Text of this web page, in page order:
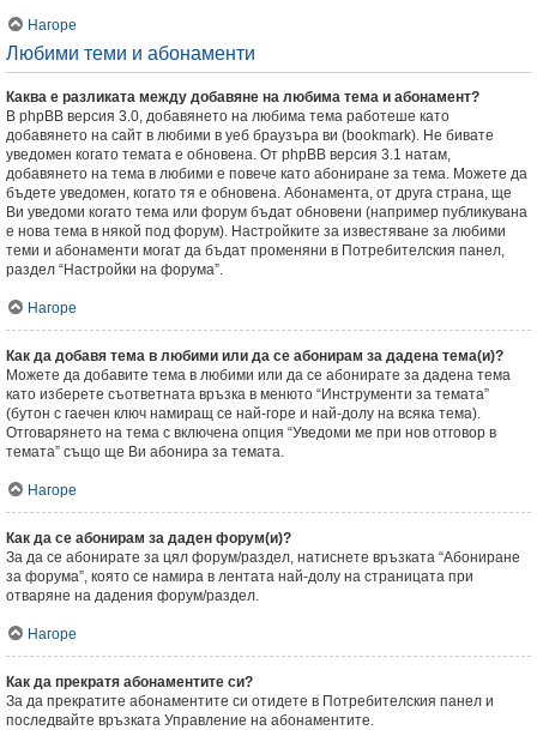
Нагоре
Любими теми и абонаменти
Каква е разликата между добавяне на любима тема и абонамент?
В phpBB версия 3.0, добавянето на любима тема работеше като
добавянето на сайт в любими в уеб браузъра ви (bookmark). Не бивате
уведомен когато темата е обновена. От phpBB версия 3.1 натам,
добавянето на тема в любими е повече като абониране за тема. Можете да
бъдете уведомен, когато тя е обновена. Абонамента, от друга страна, ще
Ви уведоми когато тема или форум бъдат обновени (например публикувана
е нова тема в някой под форум). Настройките за известяване за любими
теми и абонаменти могат да бъдат променяни в Потребителския панел,
раздел “Настройки на форума”.
Нагоре
Как да добавя тема в любими или да се абонирам за дадена тема(и)?
Можете да добавите тема в любими или да се абонирате за дадена тема
като изберете съответната връзка в менюто “Инструменти за темата”
(бутон с гаечен ключ намиращ се най-горе и най-долу на всяка тема).
Отговарянето на тема с включена опция “Уведоми ме при нов отговор в
темата” също ще Ви абонира за темата.
Нагоре
Как да се абонирам за даден форум(и)?
За да се абонирате за цял форум/раздел, натиснете връзката “Абониране
за форума”, която се намира в лентата най-долу на страницата при
отваряне на дадения форум/раздел.
Нагоре
Как да прекратя абонаментите си?
За да прекратите абонаментите си отидете в Потребителския панел и
последвайте връзката Управление на абонаментите.